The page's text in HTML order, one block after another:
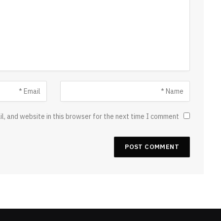
and website in this browser for the next time I comment.